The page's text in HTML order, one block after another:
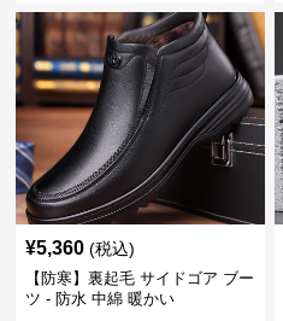
¥5,360 (税込)
【防寒】裏起毛 サイドゴア ブー
ツ - 防水 中綿 暖かい